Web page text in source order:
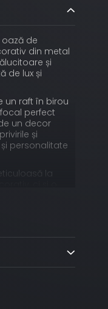
de
din metal
și
de lux și
un raft în birou
perfect
un decor
și
personalitate
la